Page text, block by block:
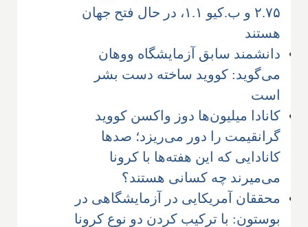
۲.۷۵ و ب.کیو ۱.۱، در حال فتح جهان
هستند
دانشمند سابق آزمایشگاه ووهان
می‌گوید: کووید ساخته دست بشر
است
کانادا میلیون‌ها دوز واکسن کووید
گرانقیمت را دور می‌ریزد؛ صدها
کانادایی که این هفته‌ها با کرونا
می‌میرند چه کسانی هستند؟
محققان آمریکایی در آزمایشگاهی در
بوستون: با ترکیب کردن دو نوع کرونا